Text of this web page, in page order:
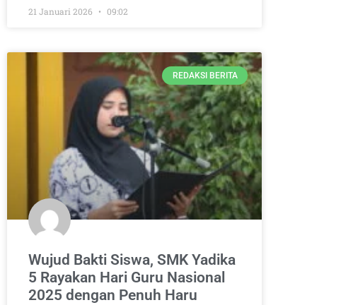
21 Januari 2026 09:02
REDAKSI BERITA
Wujud Bakti Siswa, SMK Yadika
5 Rayakan Hari Guru Nasional
2025 dengan Penuh Haru